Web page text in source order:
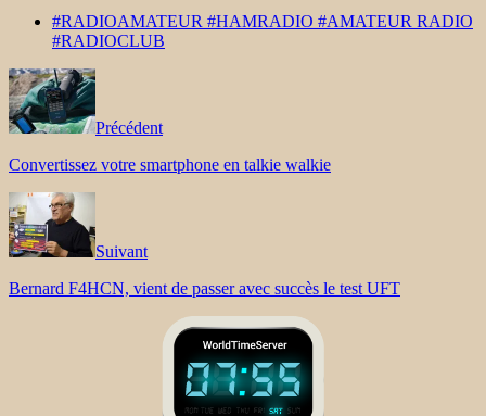
#RADIOAMATEUR #HAMRADIO #AMATEUR RADIO
#RADIOCLUB
Précédent
Convertissez votre smartphone en talkie walkie
Suivant
Bernard F4HCN, vient de passer avec succès le test UFT